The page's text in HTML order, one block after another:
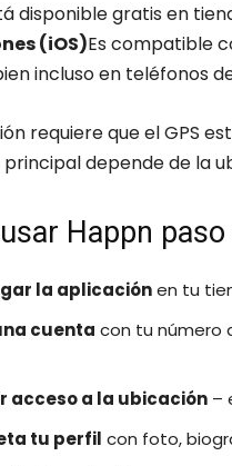
disponible gratis en
(iOS)Es compatible
incluso en teléfonos
requiere que el GPS
principal depende de la
Happn
la aplicaciónen tu
cuenta con tu número
acceso a la ubicación –
tu perfil con foto,